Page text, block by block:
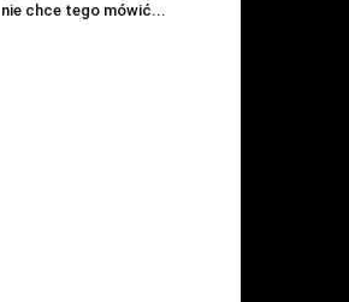
nie chce tego mówić...